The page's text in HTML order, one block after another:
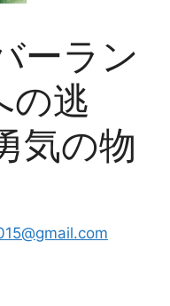
ーラン
の逃
気の物